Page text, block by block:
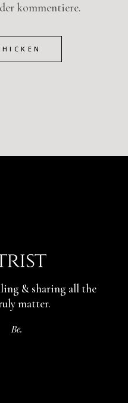
kommentiere.
& sharing all the
matter.
Be.